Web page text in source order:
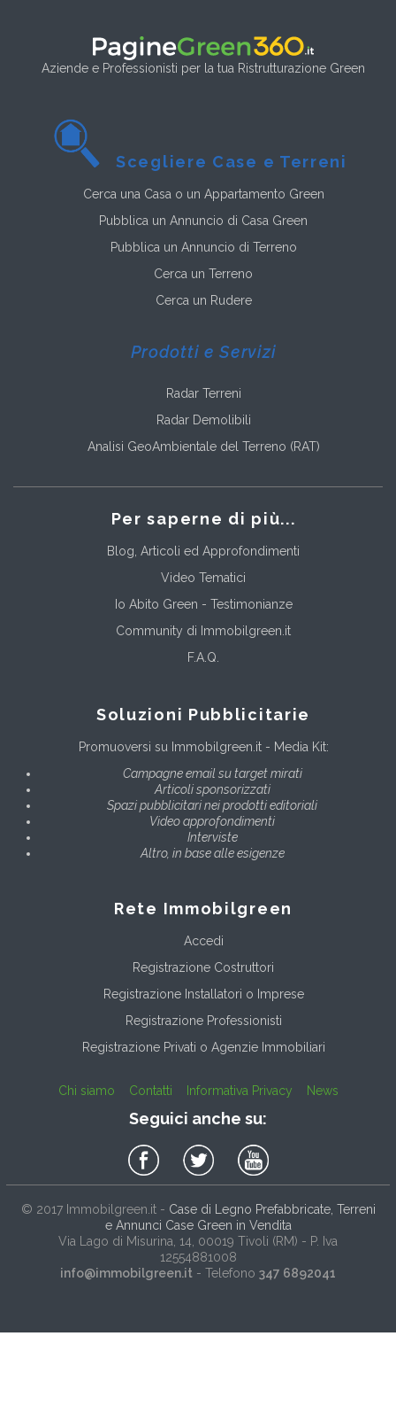
Aziende e Professionisti per la tua Ristrutturazione Green
Scegliere Case e Terreni
Cerca una Casa o un Appartamento Green
Pubblica un Annuncio di Casa Green
Pubblica un Annuncio di Terreno
Cerca un Terreno
Cerca un Rudere
Prodotti e Servizi
Radar Terreni
Radar Demolibili
Analisi GeoAmbientale del Terreno (RAT)
Per saperne di più...
Blog, Articoli ed Approfondimenti
Video Tematici
Io Abito Green - Testimonianze
Community di Immobilgreen.it
F.A.Q.
Soluzioni Pubblicitarie
Promuoversi su Immobilgreen.it - Media Kit:
Campagne email su target mirati
Articoli sponsorizzati
Spazi pubblicitari nei prodotti editoriali
Video approfondimenti
Interviste
Altro, in base alle esigenze
Rete Immobilgreen
Accedi
Registrazione Costruttori
Registrazione Installatori o Imprese
Registrazione Professionisti
Registrazione Privati o Agenzie Immobiliari
Chi siamo Contatti Informativa Privacy News
Seguici anche su:
© 2017 Immobilgreen.it- Case di Legno Prefabbricate, Terreni
e Annunci Case Green in Vendita
Via Lago di Misurina, 14, 00019 Tivoli (RM) - P. Iva
12554881008
info@immobilgreen.it - Telefono 347 6892041